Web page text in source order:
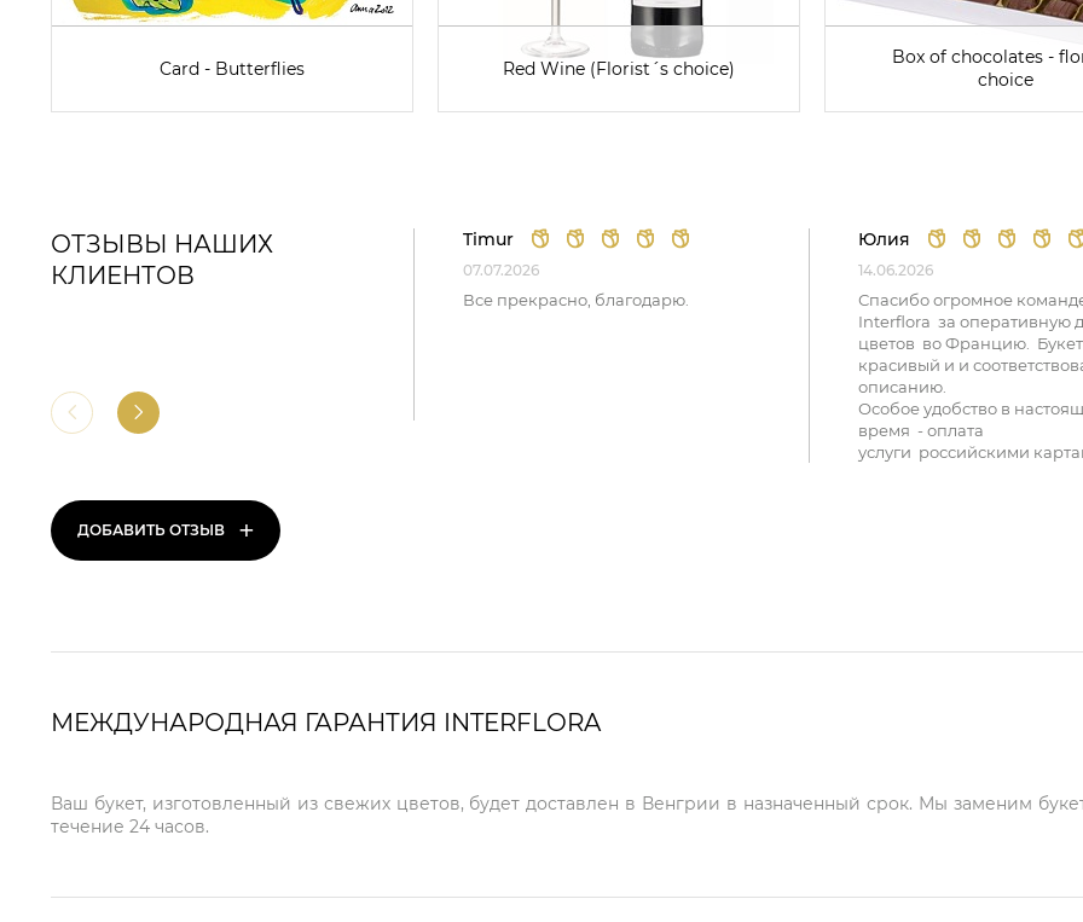
Card - Butterflies Red Wine (Florist´s choice)
Box of chocolates -
choice
ОТЗЫВЫ НАШИХ
КЛИЕНТОВ
ДОБАВИТЬ ОТЗЫВ +
Timur
07.07.2026
Все прекрасно, благодарю.
Юлия
14.06.2026
Спасибо огромное
Interflora за оперативную
цветов во Францию.
красивый и и
описанию.
Особое удобство в
время - оплата
услуги российскими
МЕЖДУНАРОДНАЯ ГАРАНТИЯ INTERFLORA
Ваш букет, изготовленный из свежих цветов, будет доставлен в Венгрии в назначенный срок. Мы заменим
течение 24 часов.